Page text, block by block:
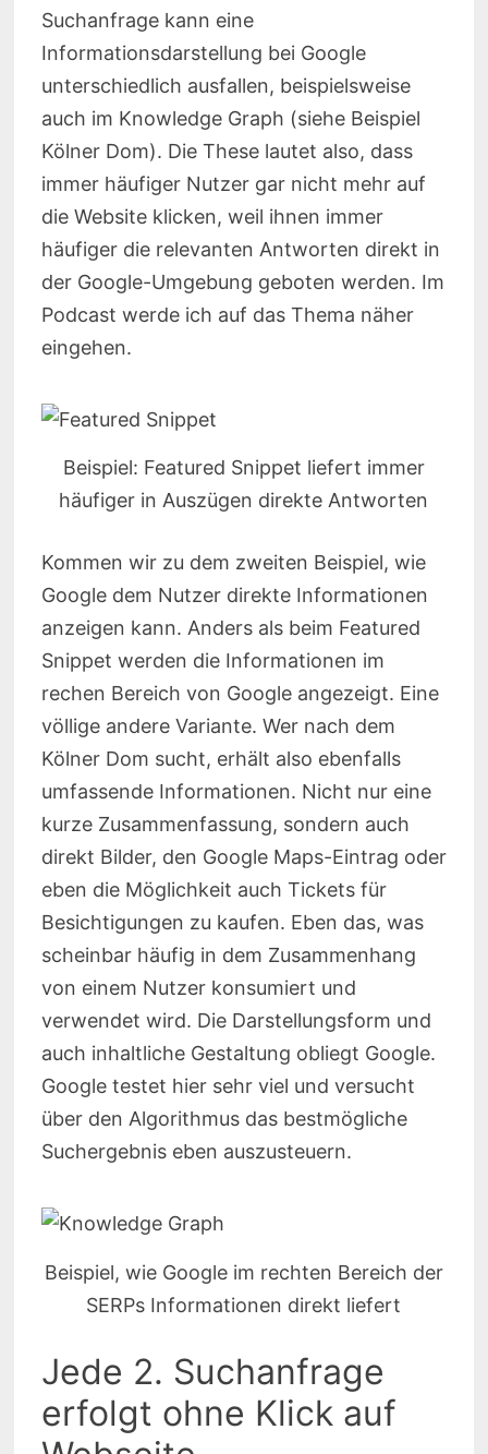
Suchanfrage kann eine
Informationsdarstellung bei Google
unterschiedlich ausfallen, beispielsweise
auch im Knowledge Graph (siehe Beispiel
Kölner Dom). Die These lautet also, dass
immer häufiger Nutzer gar nicht mehr auf
die Website klicken, weil ihnen immer
häufiger die relevanten Antworten direkt in
der Google-Umgebung geboten werden. Im
Podcast werde ich auf das Thema näher
eingehen.
Beispiel: Featured Snippet liefert immer
häufiger in Auszügen direkte Antworten
Kommen wir zu dem zweiten Beispiel, wie
Google dem Nutzer direkte Informationen
anzeigen kann. Anders als beim Featured
Snippet werden die Informationen im
rechen Bereich von Google angezeigt. Eine
völlige andere Variante. Wer nach dem
Kölner Dom sucht, erhält also ebenfalls
umfassende Informationen. Nicht nur eine
kurze Zusammenfassung, sondern auch
direkt Bilder, den Google Maps-Eintrag oder
eben die Möglichkeit auch Tickets für
Besichtigungen zu kaufen. Eben das, was
scheinbar häufig in dem Zusammenhang
von einem Nutzer konsumiert und
verwendet wird. Die Darstellungsform und
auch inhaltliche Gestaltung obliegt Google.
Google testet hier sehr viel und versucht
über den Algorithmus das bestmögliche
Suchergebnis eben auszusteuern.
Beispiel, wie Google im rechten Bereich der
SERPs Informationen direkt liefert
Jede 2. Suchanfrage
erfolgt ohne Klick auf